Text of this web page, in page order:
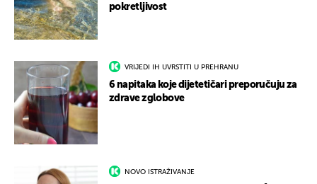
pokretljivost
VRIJEDI IH UVRSTITI U PREHRANU
6 napitaka koje dijetetičari preporučuju za
zdrave zglobove
NOVO ISTRAŽIVANJE